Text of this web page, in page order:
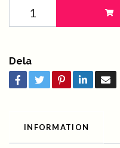
Dela
INFORMATION